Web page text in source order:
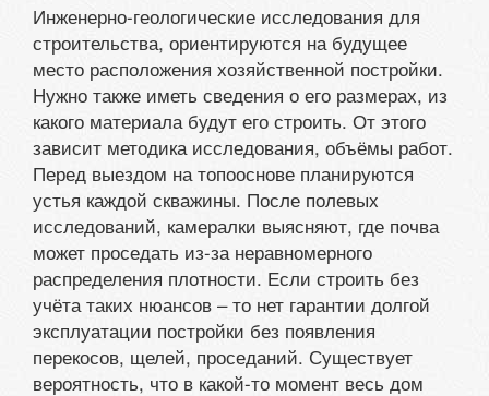
Инженерно-геологические исследования для
строительства, ориентируются на будущее
место расположения хозяйственной постройки.
Нужно также иметь сведения о его размерах, из
какого материала будут его строить. От этого
зависит методика исследования, объёмы работ.
Перед выездом на топооснове планируются
устья каждой скважины. После полевых
исследований, камералки выясняют, где почва
может проседать из-за неравномерного
распределения плотности. Если строить без
учёта таких нюансов – то нет гарантии долгой
эксплуатации постройки без появления
перекосов, щелей, проседаний. Существует
вероятность, что в какой-то момент весь дом